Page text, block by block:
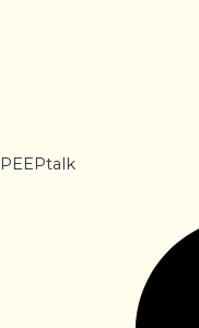
PEEPtalk